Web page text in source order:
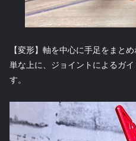
【変形】軸を中心に手足をまと
単な上に、ジョイントによるガ
す。